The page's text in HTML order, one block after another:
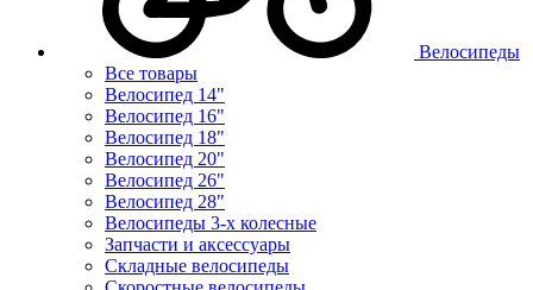
Велосипеды
Все товары
Велосипед 14"
Велосипед 16"
Велосипед 18"
Велосипед 20"
Велосипед 26"
Велосипед 28"
Велосипеды 3-х колесные
Запчасти и аксессуары
Складные велосипеды